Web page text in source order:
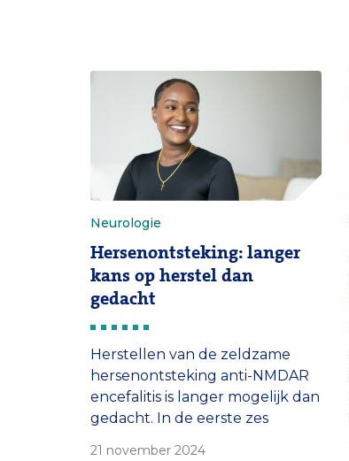
dashboard met 54 knoppen.
Draai er aan 1, en alle andere
knoppen komen in beweging.’
Neurologie
Hersenontsteking: langer
kans op herstel dan
gedacht
Herstellen van de zeldzame
hersenontsteking anti-NMDAR
encefalitis is langer mogelijk dan
gedacht. In de eerste zes
21 november 2024